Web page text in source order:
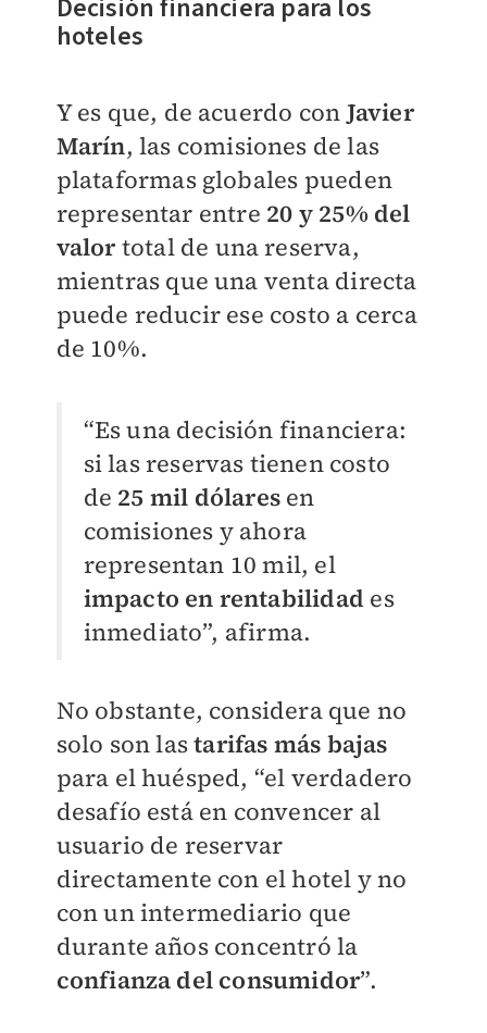
Decisión financiera para los
hoteles
Y es que, de acuerdo con Javier
Marín, las comisiones de las
plataformas globales pueden
representar entre 20 y 25% del
valortotal de una reserva,
mientras que una venta directa
puede reducir ese costo a cerca
de 10%.
“Es una decisión financiera:
si las reservas tienen costo
de 25 mil dólaresen
comisiones y ahora
representan 10 mil, el
impacto en rentabilidad es
inmediato”, afirma.
No obstante, considera que no
solo son lastarifas más bajas
para el huésped, “el verdadero
desafío está en convencer al
usuario de reservar
directamente con el hotel y no
con un intermediario que
durante años concentró la
confianza del consumidor”.